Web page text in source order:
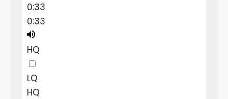
0:33
0:33
HQ
LQ
HQ